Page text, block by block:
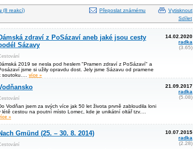
(8 reakcí) Vytisknout
Přeposlat známému
Sdílet
zdraví z PoSázaví aneb jaké jsou cesty
Sázavy
2019 se nesla pod heslem "Pramen zdraví z PoSázaví" a
jsme si užily opravdu dost. Jely jsme Sázavu od pramene
soutoku.… více »
14.02.2020
radka
(3.65)
Vodňan jsem za svých více jak 50 let života prvně zabloudila loni
létě cestou na poutní místo Lomec, kde je unikátní oltář tzv.…
»
21.09.2017
radka
(5.08)
Gmünd (25. – 30. 8. 2014)
10.07.2015
radka
(2.28)